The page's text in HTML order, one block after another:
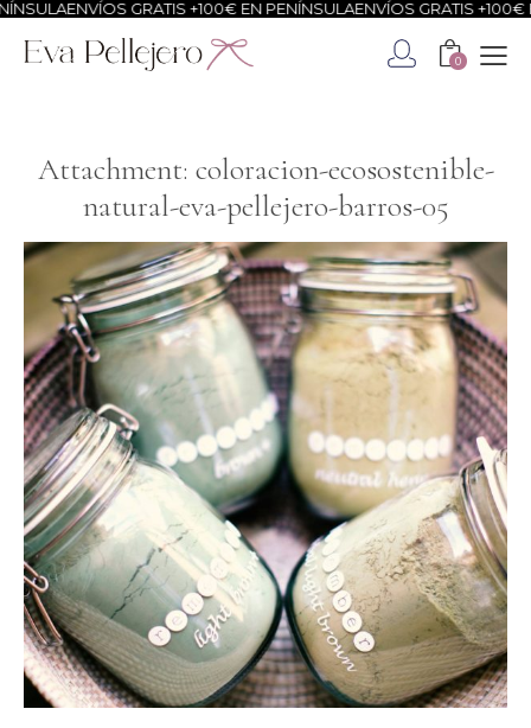
ENVÍOS GRATIS +100€ EN PENÍNSULAENVÍOS GRATIS +100€
0
Attachment: coloracion-ecosostenible-
natural-eva-pellejero-barros-05